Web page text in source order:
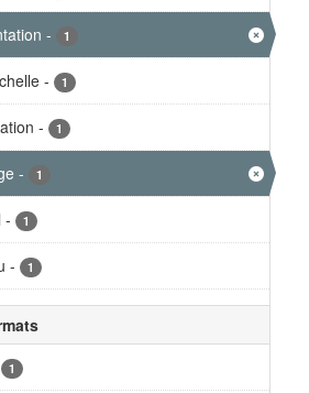
- 1
- 1
- 1
- 1
- 1
- 1
1